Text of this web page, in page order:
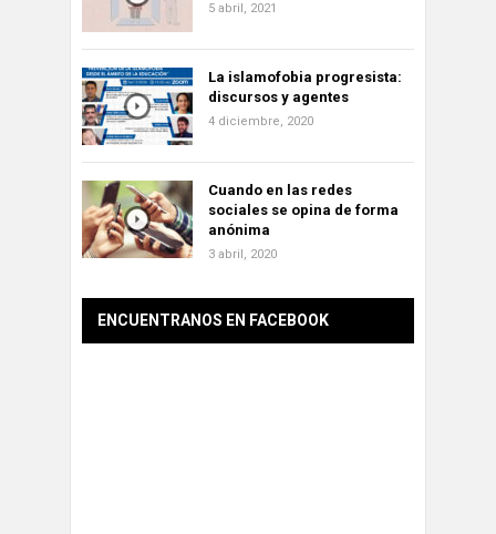
5 abril, 2021
La islamofobia progresista:
discursos y agentes
4 diciembre, 2020
Cuando en las redes
sociales se opina de forma
anónima
3 abril, 2020
ENCUENTRANOS EN FACEBOOK